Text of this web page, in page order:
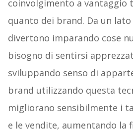
coinvolgimento a vantaggio
quanto dei brand. Da un
divertono imparando cose
bisogno di sentirsi
sviluppando senso di
brand utilizzando questa
migliorano sensibilmente i
e le vendite, aumentando la